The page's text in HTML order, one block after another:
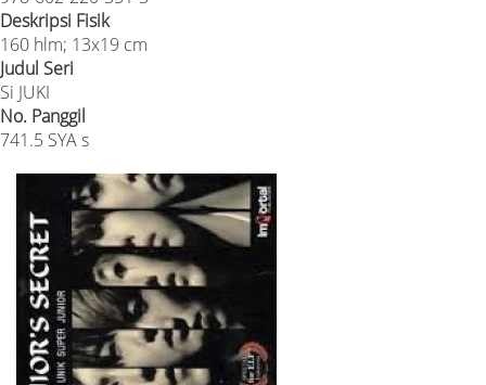
Deskripsi Fisik
160 hlm; 13x19 cm
Judul Seri
Si JUKI
No. Panggil
741.5 SYA s